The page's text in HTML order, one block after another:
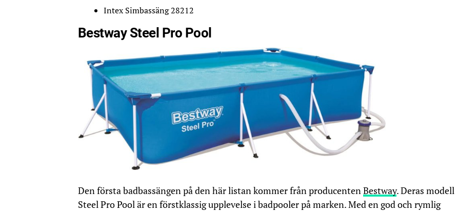
Intex Simbassäng 28212
Bestway Steel Pro Pool
Den första badbassängen på den här listan kommer från producentenBestway. Deras modell
Steel Pro Pool är en förstklassig upplevelse i badpooler på marken. Med en god och rymlig